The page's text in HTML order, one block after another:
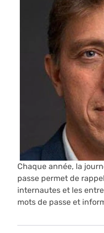
Chaque année, la
passe permet de
internautes et les
mots de passe et